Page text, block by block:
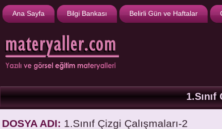
Ana Sayfa Bilgi Bankası Belirli Gün ve Haftalar
DOSYA ADI: 1.Sınıf Çizgi Çalışmaları-2